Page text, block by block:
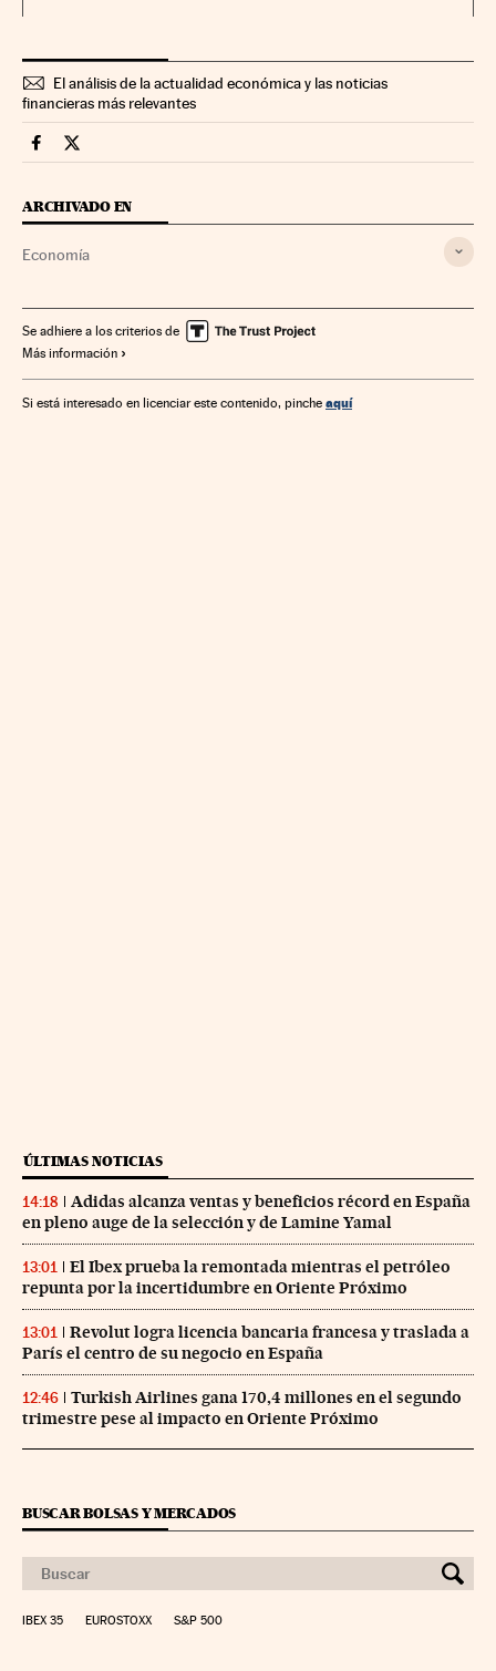
El análisis de la actualidad económica y las noticias
financieras más relevantes
Economia Cinco Días en Facebook
Economia Cinco Días en Twitter
ARCHIVADO EN
Economía
Se adhiere a los criterios de
Más información
Si está interesado en licenciar este contenido, pinche aquí
ÚLTIMAS NOTICIAS
14:18
Adidas alcanza ventas y beneficios récord en España
en pleno auge de la selección y de Lamine Yamal
13:01
El Ibex prueba la remontada mientras el petróleo
repunta por la incertidumbre en Oriente Próximo
13:01
Revolut logra licencia bancaria francesa y traslada a
París el centro de su negocio en España
12:46
Turkish Airlines gana 170,4 millones en el segundo
trimestre pese al impacto en Oriente Próximo
BUSCAR BOLSAS Y MERCADOS
IBEX 35 EUROSTOXX S&P 500